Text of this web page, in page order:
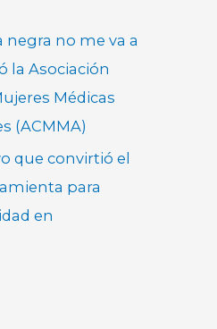
negra no me va a
la Asociación
Médicas
(ACMMA)
que convirtió el
para
en